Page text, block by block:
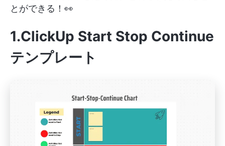
とができる！👀
1.ClickUp Start Stop Continue
テンプレート